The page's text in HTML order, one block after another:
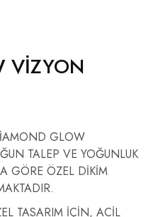
VİZYON
GLOW
TALEP VE YOĞUNLUK
GÖRE ÖZEL DİKİM
TASARIM İÇİN, ACİL